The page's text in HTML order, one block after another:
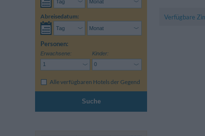
Abreisedatum:
Personen:
Erwachsene: Kinder:
Alle verfügbaren Hotels der Gegend
Suche
Verfügbare